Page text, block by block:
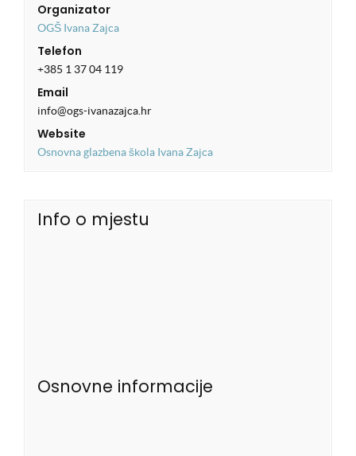
Organizator
OGŠ Ivana Zajca
Telefon
+385 1 37 04 119
Email
info@ogs-ivanazajca.hr
Website
Osnovna glazbena škola Ivana Zajca
Info o mjestu
Osnovne informacije